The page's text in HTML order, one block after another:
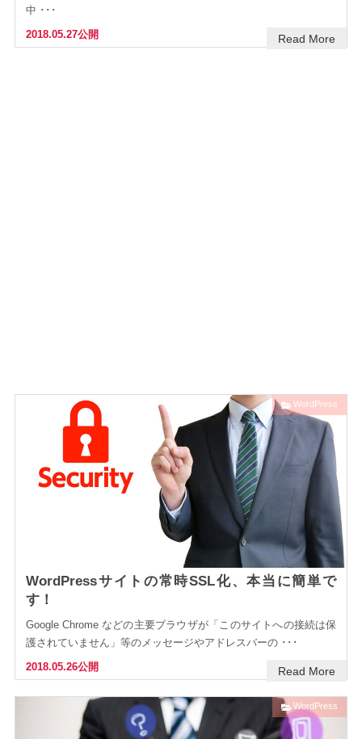
中 ･･･
2018.05.27公開 Read More
WordPress
WordPressサイトの常時SSL化、本当に簡単で
す！
Google Chrome などの主要ブラウザが「このサイトへの接続は保
護されていません」等のメッセージやアドレスバーの ･･･
2018.05.26公開 Read More
WordPress